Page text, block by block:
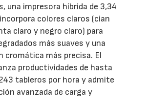
una impresora híbrida de 3,34
colores claros (cian
claro y negro claro) para
más suaves y una
cromática más precisa. El
productividades de hasta
tableros por hora y admite
avanzada de carga y